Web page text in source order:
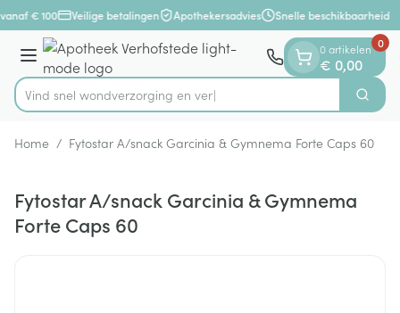
Ga naar de inhoud
1 van 1
€ 100 Veilige betalingen Apothekersadvies Snelle beschikbaarheid
Menu
Product, merk, categorie...
Vind snel wondverzorgi Zoek
0 artikelen
€ 0,00
0
Home / Fytostar A/snack Garcinia & Gymnema Forte Caps 60
Fytostar A/snack Garcinia & Gymnema
Forte Caps 60